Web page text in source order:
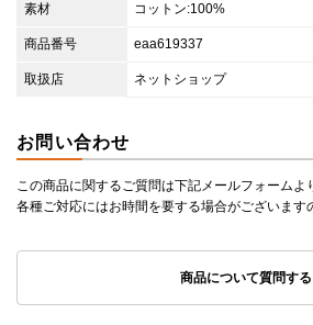
素材 コットン:100%
商品番号 eaa619337
取扱店 ネットショップ
お問い合わせ
この商品に関するご質問は下記メールフォームよ
各種ご対応にはお時間を要する場合がございます
商品について質問する